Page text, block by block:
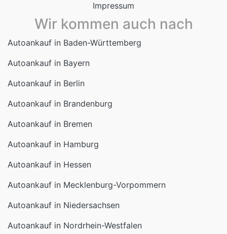
Impressum
Wir kommen auch nach
Autoankauf in Baden-Württemberg
Autoankauf in Bayern
Autoankauf in Berlin
Autoankauf in Brandenburg
Autoankauf in Bremen
Autoankauf in Hamburg
Autoankauf in Hessen
Autoankauf in Mecklenburg-Vorpommern
Autoankauf in Niedersachsen
Autoankauf in Nordrhein-Westfalen